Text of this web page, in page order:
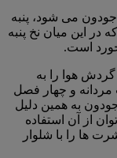
جودون می شود، پنبه
این میان نخ پنبه
است.
هوا را به
مردانه و چهار فصل
به همین دلیل
از آن استفاده
ها را با شلوار